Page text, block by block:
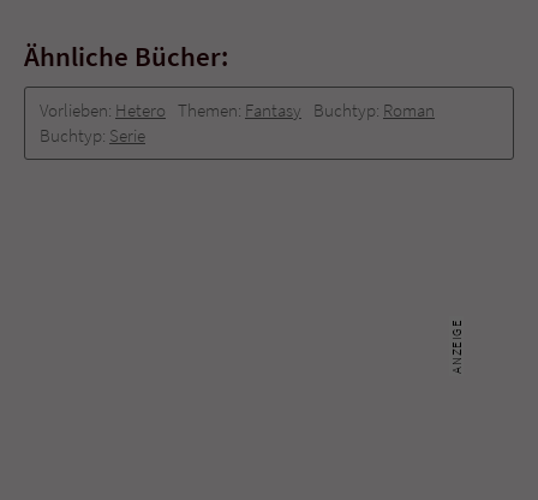
Ähnliche Bücher:
Vorlieben: Hetero Themen: Fantasy Buchtyp: Roman
Buchtyp: Serie